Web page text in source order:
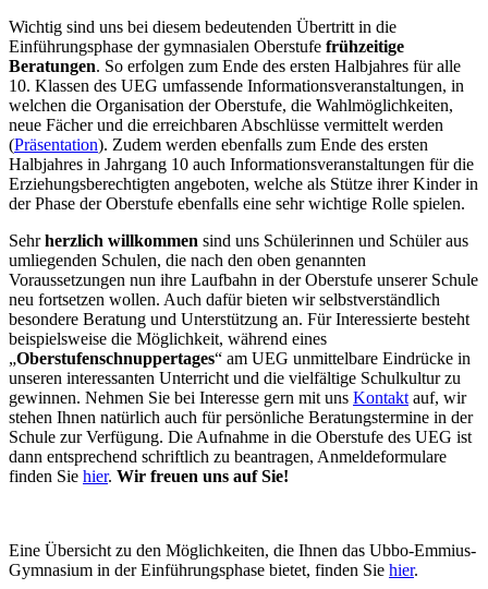
Wichtig sind uns bei diesem bedeutenden Übertritt in die
Einführungsphase der gymnasialen Oberstufe frühzeitige
Beratungen. So erfolgen zum Ende des ersten Halbjahres für alle
10. Klassen des UEG umfassende Informationsveranstaltungen, in
welchen die Organisation der Oberstufe, die Wahlmöglichkeiten,
neue Fächer und die erreichbaren Abschlüsse vermittelt werden
(Präsentation). Zudem werden ebenfalls zum Ende des ersten
Halbjahres in Jahrgang 10 auch Informationsveranstaltungen für die
Erziehungsberechtigten angeboten, welche als Stütze ihrer Kinder in
der Phase der Oberstufe ebenfalls eine sehr wichtige Rolle spielen.
Sehrherzlich willkommen sind uns Schülerinnen und Schüler aus
umliegenden Schulen, die nach den oben genannten
Voraussetzungen nun ihre Laufbahn in der Oberstufe unserer Schule
neu fortsetzen wollen. Auch dafür bieten wir selbstverständlich
besondere Beratung und Unterstützung an. Für Interessierte besteht
beispielsweise die Möglichkeit, während eines
„Oberstufenschnuppertages“ am UEG unmittelbare Eindrücke in
unseren interessanten Unterricht und die vielfältige Schulkultur zu
gewinnen. Nehmen Sie bei Interesse gern mit uns Kontakt auf, wir
stehen Ihnen natürlich auch für persönliche Beratungstermine in der
Schule zur Verfügung. Die Aufnahme in die Oberstufe des UEG ist
dann entsprechend schriftlich zu beantragen, Anmeldeformulare
finden Sie hier. Wir freuen uns auf Sie!
Eine Übersicht zu den Möglichkeiten, die Ihnen das Ubbo-Emmius-
Gymnasium in der Einführungsphase bietet, finden Sie hier.